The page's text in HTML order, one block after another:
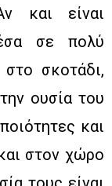
και είναι
σε πολύ
σκοτάδι,
ουσία του
και
στον χώρο